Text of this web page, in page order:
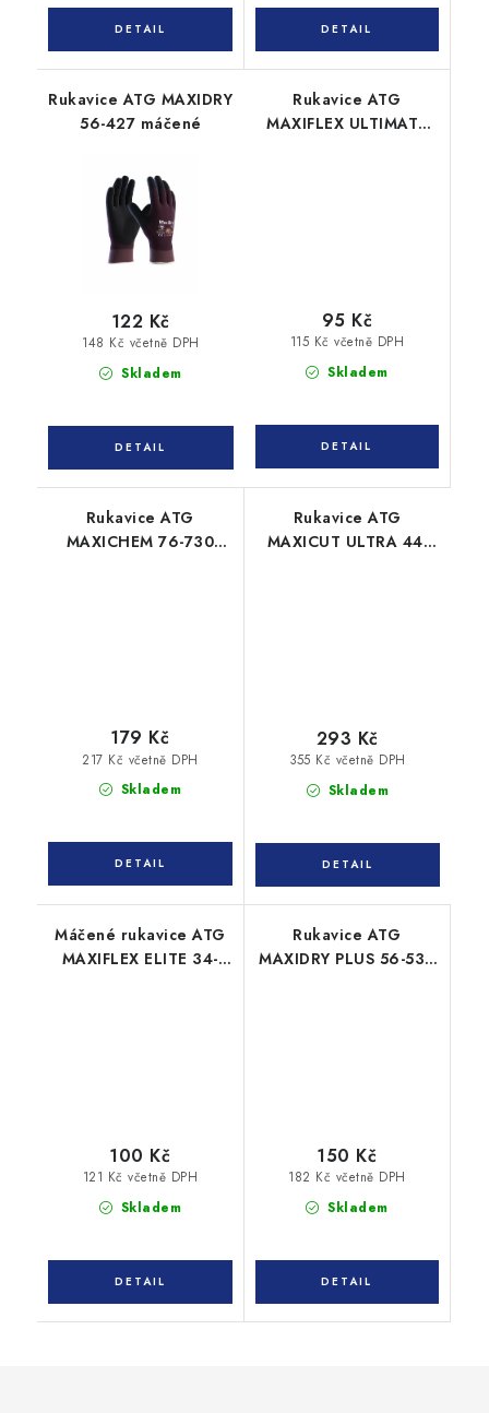
Rukavice ATG MAXIDRY
56-427 máčené
Skladem
148 Kč včetně DPH
122 Kč
Rukavice ATG
MAXIFLEX ULTIMATE
Skladem
115 Kč včetně DPH
95 Kč
Rukavice ATG
MAXICHEM 76-730
Skladem
217 Kč včetně DPH
179 Kč
Rukavice ATG
MAXICUT ULTRA 44-
Skladem
355 Kč včetně DPH
293 Kč
Máčené rukavice ATG
MAXIFLEX ELITE 34-
Skladem
121 Kč včetně DPH
100 Kč
Rukavice ATG
MAXIDRY PLUS 56-530
Skladem
182 Kč včetně DPH
150 Kč